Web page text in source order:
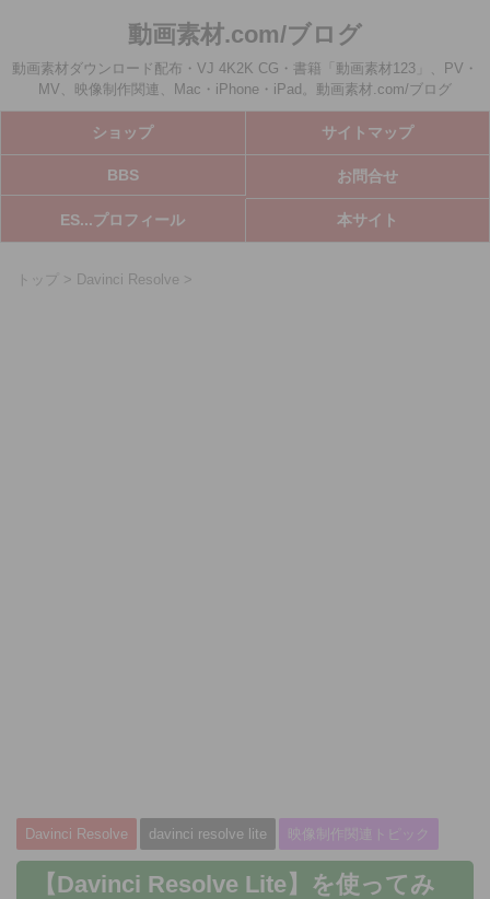
動画素材.com/ブログ
動画素材ダウンロード配布・VJ 4K2K CG・書籍「動画素材123」、PV・
MV、映像制作関連、Mac・iPhone・iPad。動画素材.com/ブログ
ショップ サイトマップ
BBS お問合せ
ES...プロフィール 本サイト
トップ > Davinci Resolve >
Davinci Resolve davinci resolve lite 映像制作関連トピック
【Davinci Resolve Lite】を使ってみ